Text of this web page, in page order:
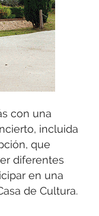
con una
incluida
que
diferentes
en una
de Cultura.